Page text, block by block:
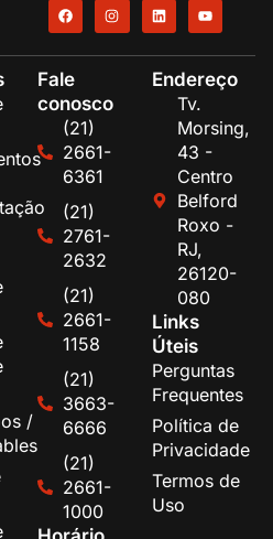
/
Fale
conosco
(21)
2661-
6361
(21)
2761-
2632
(21)
2661-
1158
(21)
3663-
6666
(21)
2661-
1000
Endereço
Tv.
Morsing,
43 -
Centro
Belford
Roxo -
RJ,
26120-
080
Links
Úteis
Perguntas
Frequentes
Política de
Privacidade
Termos de
Uso